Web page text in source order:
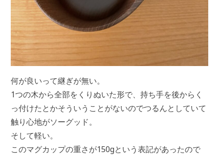
何が良いって継ぎが無い。
1つの木から全部をくりぬいた形で、持ち手を後からく
っ付けたとかそういうことがないのでつるんとしていて
触り心地がソーグッド。
そして軽い。
このマグカップの重さが150gという表記があったので